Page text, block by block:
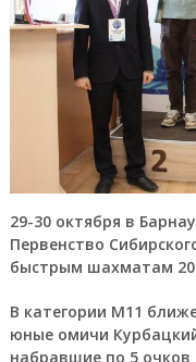
29-30 октября в
Первенство
быстрым шахматам
В категории М11
юные омичи
набравшие по 5